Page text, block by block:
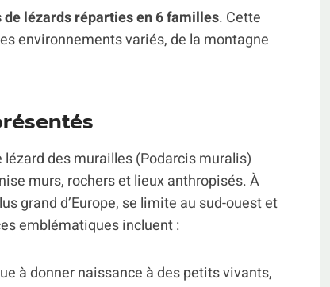
de lézards réparties en 6 familles. Cette
environnements variés, de la montagne
lézard des murailles (Podarcis muralis)
murs, rochers et lieux anthropisés. À
grand d’Europe, se limite au sud-ouest et
emblématiques incluent :
à donner naissance à des petits vivants,